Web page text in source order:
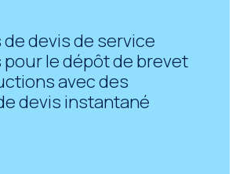
devis de service
le dépôt de brevet
avec des
devis instantané